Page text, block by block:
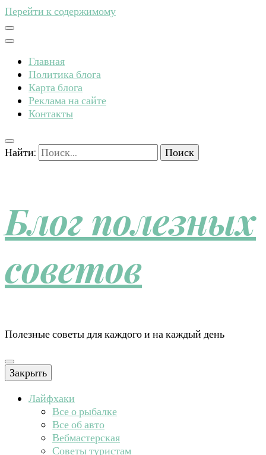
Перейти к содержимому
Главная
Политика блога
Карта блога
Реклама на сайте
Контакты
Найти:
Блог полезных
советов
Полезные советы для каждого и на каждый день
Закрыть
Лайфхаки
Все о рыбалке
Все об авто
Вебмастерская
Советы туристам